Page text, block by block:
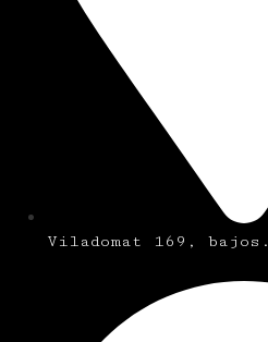
Viladomat 169, bajos.